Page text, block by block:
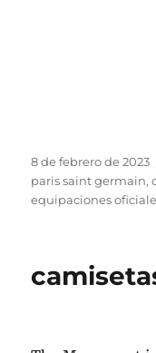
Publicado
el
8 de febrero de 2023
paris saint germain,
equipaciones